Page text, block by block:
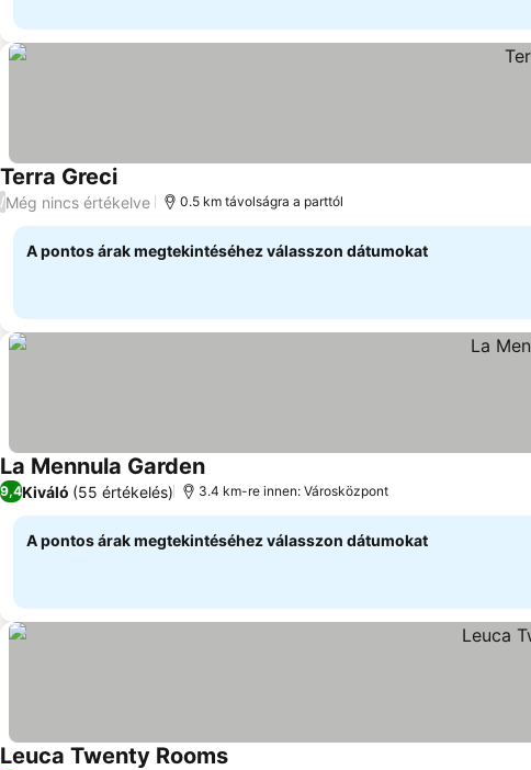
Terra Greci
/Még nincs értékelve 0.5 km távolságra a parttól
A pontos árak megtekintéséhez válasszon dátumokat
La Mennula Garden
9,4Kiváló (55 értékelés) 3.4 km-re innen: Városközpont
A pontos árak megtekintéséhez válasszon dátumokat
Leuca Twenty Rooms